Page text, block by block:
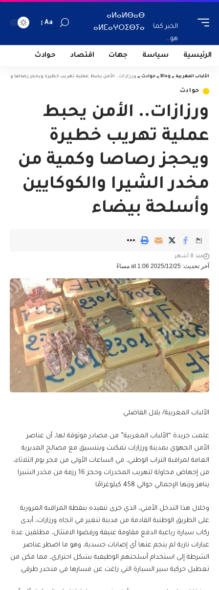
الخبر كما
هو...
ⴰⵍⴰⵍⴱⴰⴱ
ⴰⵍⵎⴰⵖⵔⵉⴱⵢⴰ
Aa
الرئيسية سياسة جهات اقتصاد حوادث
الألباب المغربية >
Blog
> حوادث > ورزازات.. الأمن يحبط عملية تهريب خطيرة ويحجز رصاصا
حوادث
ورزازات.. الأمن يحبط
عملية تهريب خطيرة
ويحجز رصاصا وكمية من
مخدر الشيرا والكوكايين
وأسلحة بيضاء
آخر تحديث: 2025/12/25 at 1:06 مساءً
منذ 8 أشهر
الألباب المغربية/ بلال الفاضلي
علمت جريدة “الألباب المغربية” من مصادر موثوقة لها، أن عناصر
الأمن الجهوي بمدينة ورزازات تمكنت وبتنسيق مع مصالح المديرية
العامة لمراقبة التراب الوطني، في الساعات الأولى من فجر يوم الثلاثاء،
من إجهاض محاولة لتهريب المخدرات وحجز 16 رزمة من مخدر الشيرا
يناهز وزنها الإجمالي حوالي 458 كيلوغرامًا.
وخلال هذا التدخل الأمني، الذي جرى تنفيذه بنقطة المراقبة المرورية
على الطريق الوطنية القادمة من مدينة تنغير في اتجاه ورزازات، أبدى
ركاب سيارة رباعية الدفع مقاومة عنيفة ورفضوا الامتثال، مطلقين عدة
عيارات نارية لم ينجم عنها أي إصابات جسدية، وهو ما اضطر عناصر
الشرطة إلى استخدام أسلحتهم الوظيفية بشكل احترازي، مما مكن من
تعطيل حركية سير السيارة التي زاغت عن مسارها في منحدر طرقي.